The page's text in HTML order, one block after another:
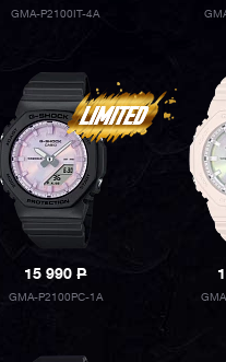
GMA-P2100IT-4A
15 990P
GMA-P2100PC-1A